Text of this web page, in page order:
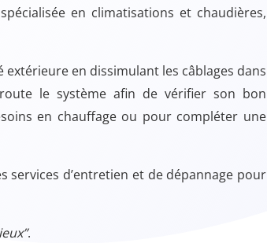
en climatisations et chaudières,
extérieure en dissimulant les câblages dans
le système afin de vérifier son bon
en chauffage ou pour compléter une
services d’entretien et de dépannage pour
.